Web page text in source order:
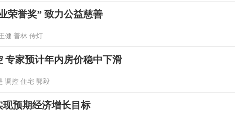
荣誉奖” 致力公益慈善
健 普林 传灯
专家预计年内房价稳中下滑
调控 住宅 郭毅
预期经济增长目标